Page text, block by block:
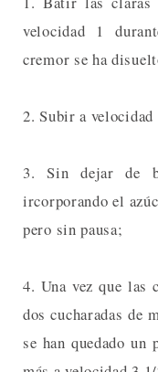
velocidad 1
cremor se ha
2. Subir a
3. Sin dejar de
ircorporando el
pero sin pausa;
4. Una vez que las
dos cucharadas de
se han quedado un